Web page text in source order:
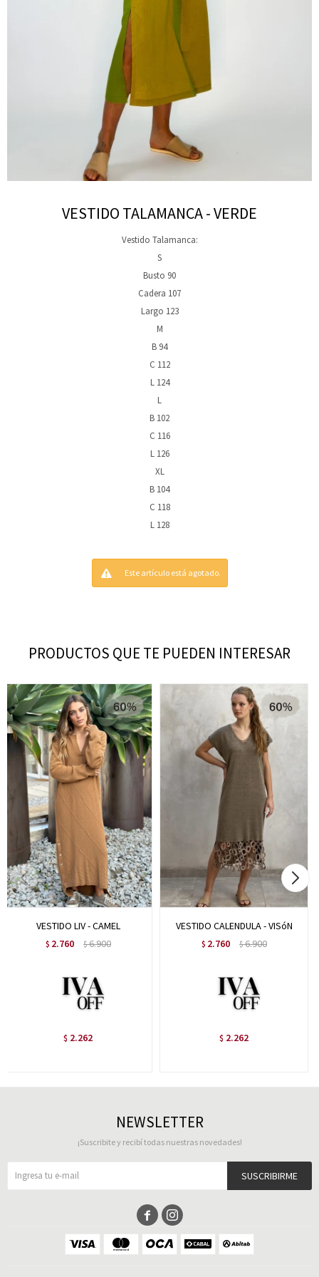
VESTIDO TALAMANCA - VERDE
Vestido Talamanca:
S
Busto 90
Cadera 107
Largo 123
M
B 94
C 112
L 124
L
B 102
C 116
L 126
XL
B 104
C 118
L 128
Este artículo está agotado.
PRODUCTOS QUE TE PUEDEN INTERESAR
VESTIDO LIV - CAMEL
$ 2.760 $6.900
$ 2.262
VESTIDO CALENDULA - VISóN
$ 2.760 $6.900
$ 2.262
NEWSLETTER
¡Suscribite y recibí todas nuestras novedades!
SUSCRIBIRME
 